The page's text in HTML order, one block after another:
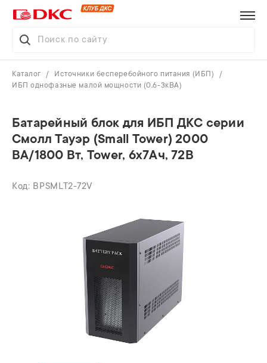
Каталог
Источники бесперебойного питания (ИБП)
ИБП однофазные малой мощности (0,6-3кВА)
Батарейный блок для ИБП ДКС серии
Смолл Тауэр (Small Tower) 2000
ВА/1800 Вт, Tower, 6х7Ач, 72В
BPSMLT2-72V